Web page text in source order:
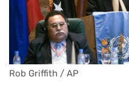
Rob Griffith / AP